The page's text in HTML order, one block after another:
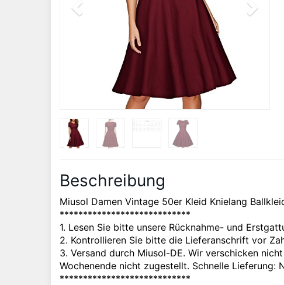
Beschreibung
Miusol Damen Vintage 50er Kleid Knielang
****************************
1. Lesen Sie bitte unsere Rücknahme- und
2. Kontrollieren Sie bitte die Lieferanschrift vor
3. Versand durch Miusol-DE. Wir verschicken
Wochenende nicht zugestellt. Schnelle Lieferung:
****************************